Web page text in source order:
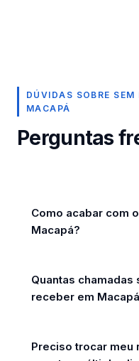
DÚVIDAS SOBRE SEM
MACAPÁ
Perguntas
Como acabar com
Macapá?
Quantas
receber em
Preciso trocar meu